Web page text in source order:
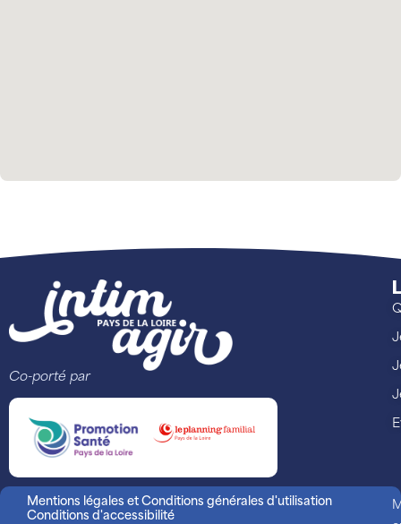
Co-porté par
Mentions légales et Conditions générales d'utilisation
Conditions d'accessibilité